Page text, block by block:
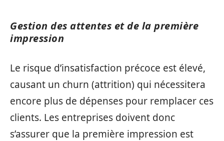
Gestion des attentes et de la première
impression
Le risque d’insatisfaction précoce est élevé,
causant un churn (attrition) qui nécessitera
encore plus de dépenses pour remplacer ces
clients. Les entreprises doivent donc
s’assurer que la première impression est